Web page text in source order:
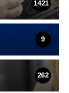
1421
9
262